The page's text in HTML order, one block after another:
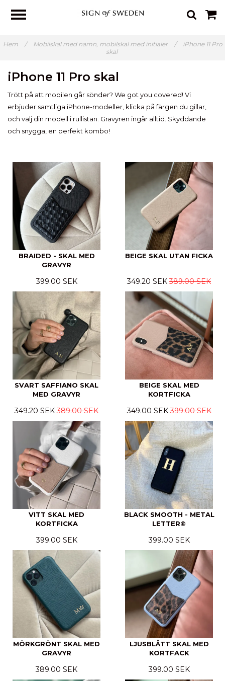
Hem / Mobilskal med namn, mobilskal med initialer /
iPhone 11 Pro
skal
iPhone 11 Pro skal
Trött på att mobilen går sönder? We got you covered! Vi
erbjuder samtliga iPhone-modeller, klicka på färgen du gillar,
och välj din modell i rullistan. Gravyren ingår alltid. Skyddande
och snygga, en perfekt kombo!
BRAIDED - SKAL MED
GRAVYR
399.00 SEK
BEIGE SKAL UTAN FICKA
349.20 SEK 389.00 SEK
SVART SAFFIANO SKAL
MED GRAVYR
349.20 SEK 389.00 SEK
BEIGE SKAL MED
KORTFICKA
349.00 SEK399.00 SEK
VITT SKAL MED
KORTFICKA
399.00 SEK
BLACK SMOOTH - METAL
LETTER®
399.00 SEK
MÖRKGRÖNT SKAL MED
GRAVYR
389.00 SEK
LJUSBLÅTT SKAL MED
KORTFACK
399.00 SEK